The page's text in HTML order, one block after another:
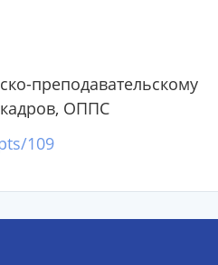
преподавательскому
кадров, ОППС
109